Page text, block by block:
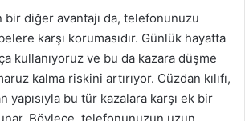
bir diğer avantajı da, telefonunuzu
karşı korumasıdır. Günlük hayatta
kullanıyoruz ve bu da kazara düşme
kalma riskini artırıyor. Cüzdan kılıfı,
yapısıyla bu tür kazalara karşı ek bir
Böylece, telefonunuzun uzun